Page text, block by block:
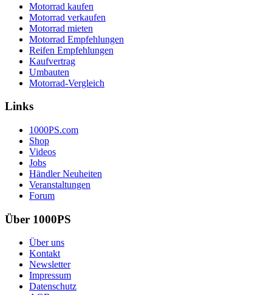
Motorrad kaufen
Motorrad verkaufen
Motorrad mieten
Motorrad Empfehlungen
Reifen Empfehlungen
Kaufvertrag
Umbauten
Motorrad-Vergleich
Links
1000PS.com
Shop
Videos
Jobs
Händler Neuheiten
Veranstaltungen
Forum
Über 1000PS
Über uns
Kontakt
Newsletter
Impressum
Datenschutz